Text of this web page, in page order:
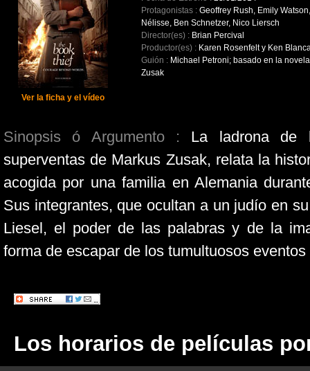
Ver la ficha y el vídeo
Protagonistas : Geoffrey Rush, Emily
Nélisse, Ben Schnetzer, Nico Liersch
Director(es) : Brian Percival
Productor(es) : Karen Rosenfelt y Ken
Guión : Michael Petroni; basado en la
Zusak
Sinopsis ó Argumento : La ladrona de
superventas de Markus Zusak, relata la
acogida por una familia en Alemania
Sus integrantes, que ocultan a un judío en
Liesel, el poder de las palabras y de la
forma de escapar de los tumultuosos
Los horarios de películas